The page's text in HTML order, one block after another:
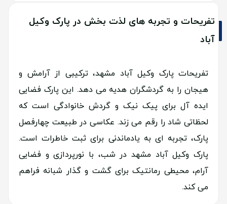
تفریحات و تجربه های لذت بخش در پارک وکیل
آباد
تفریحات پارک وکیل آباد مشهد، ترکیبی از آرامش و
هیجان را به گردشگران هدیه می دهد. این پارک فضایی
ایده آل برای پیک نیک و گردش خانوادگی است که
لحظاتی شاد را رقم می زند. عکاسی در طبیعت چهارفصل
پارک، تجربه ای به یادماندنی برای ثبت خاطرات است.
پارک وکیل آباد مشهد در شب، با نورپردازی و فضایی
آرام، محیطی رمانتیک برای گشت و گذار شبانه فراهم
می کند.